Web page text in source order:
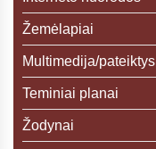
Žemėlapiai
Multimedija/pateiktys
Teminiai planai
Žodynai